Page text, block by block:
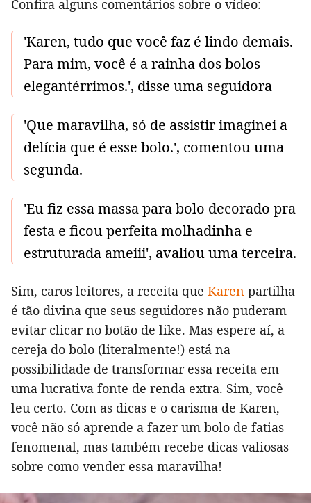
Confira alguns comentários sobre o vídeo:
'Karen, tudo que você faz é lindo demais.
Para mim, você é a rainha dos bolos
elegantérrimos.', disse uma seguidora
'Que maravilha, só de assistir imaginei a
delícia que é esse bolo.', comentou uma
segunda.
'Eu fiz essa massa para bolo decorado pra
festa e ficou perfeita molhadinha e
estruturada ameiii', avaliou uma terceira.
Sim, caros leitores, a receita que Karen partilha
é tão divina que seus seguidores não puderam
evitar clicar no botão de like. Mas espere aí, a
cereja do bolo (literalmente!) está na
possibilidade de transformar essa receita em
uma lucrativa fonte de renda extra. Sim, você
leu certo. Com as dicas e o carisma de Karen,
você não só aprende a fazer um bolo de fatias
fenomenal, mas também recebe dicas valiosas
sobre como vender essa maravilha!